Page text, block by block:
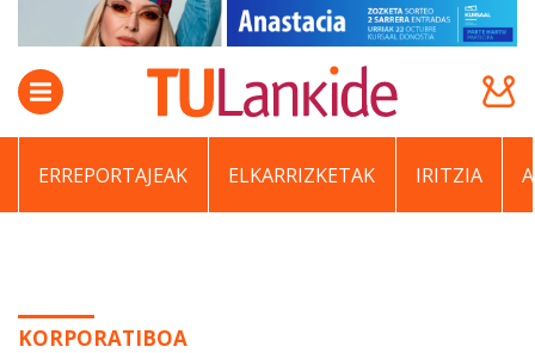
ERREPORTAJEAK ELKARRIZKETAK IRITZIA
KORPORATIBOA